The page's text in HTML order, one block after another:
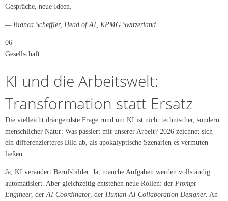
Gespräche, neue Ideen.
— Bianca Scheffler, Head of AI, KPMG Switzerland
06
Gesellschaft
KI und die Arbeitswelt:
Transformation statt Ersatz
Die vielleicht drängendste Frage rund um KI ist nicht technischer, sondern
menschlicher Natur: Was passiert mit unserer Arbeit? 2026 zeichnet sich
ein differenzierteres Bild ab, als apokalyptische Szenarien es vermuten
ließen.
Ja, KI verändert Berufsbilder. Ja, manche Aufgaben werden vollständig
automatisiert. Aber gleichzeitig entstehen neue Rollen: der Prompt
Engineer, der AI Coordinator, der Human-AI Collaboration Designer. An